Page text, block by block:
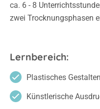
ca. 6 - 8
zwei Trocknungsphasen
Lernbereich:
Plastisches
Künstlerische